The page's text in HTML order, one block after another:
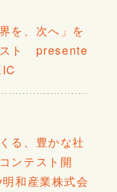
を、次へ」を
スト presente
る、豊かな社
ンテスト開
和産業株式会